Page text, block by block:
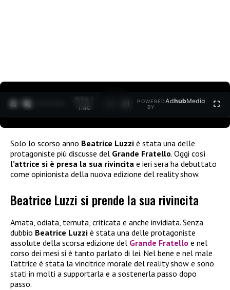
0:15 /
1:40
POWERED
BY
AdhubMedia
Solo lo scorso anno Beatrice Luzzi è stata una delle
protagoniste più discusse del Grande Fratello. Oggi così
l’attrice si è presa la sua rivincita e ieri sera ha debuttato
come opinionista della nuova edizione del reality show.
Beatrice Luzzi si prende la sua rivincita
Amata, odiata, temuta, criticata e anche invidiata. Senza
dubbio Beatrice Luzzi è stata una delle protagoniste
assolute della scorsa edizione del Grande Fratello e nel
corso dei mesi si è tanto parlato di lei. Nel bene e nel male
l’attrice è stata la vincitrice morale del reality show e sono
stati in molti a supportarla e a sostenerla passo dopo
passo.